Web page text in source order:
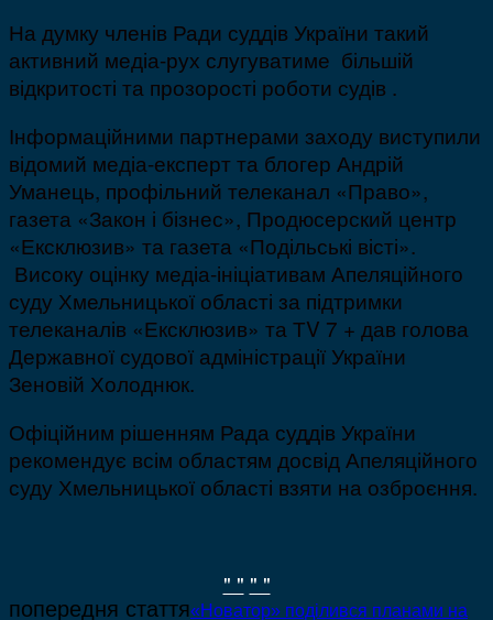
На думку членів Ради суддів України такий
активний медіа-рух слугуватиме більшій
відкритості та прозорості роботи судів .
Інформаційними партнерами заходу виступили
відомий медіа-експерт та блогер Андрій
Уманець, профільний телеканал «Право»,
газета «Закон і бізнес», Продюсерский центр
«Ексклюзив» та газета «Подільські вісті».
Високу оцінку медіа-ініціативам Апеляційного
суду Хмельницької області за підтримки
телеканалів «Ексклюзив» та ТV 7 + дав голова
Державної судової адміністрації України
Зеновій Холоднюк.
Офіційним рішенням Рада суддів України
рекомендує всім областям досвід Апеляційного
суду Хмельницької області взяти на озброєння.
" " " "
попередня стаття«Новатор» поділився планами на